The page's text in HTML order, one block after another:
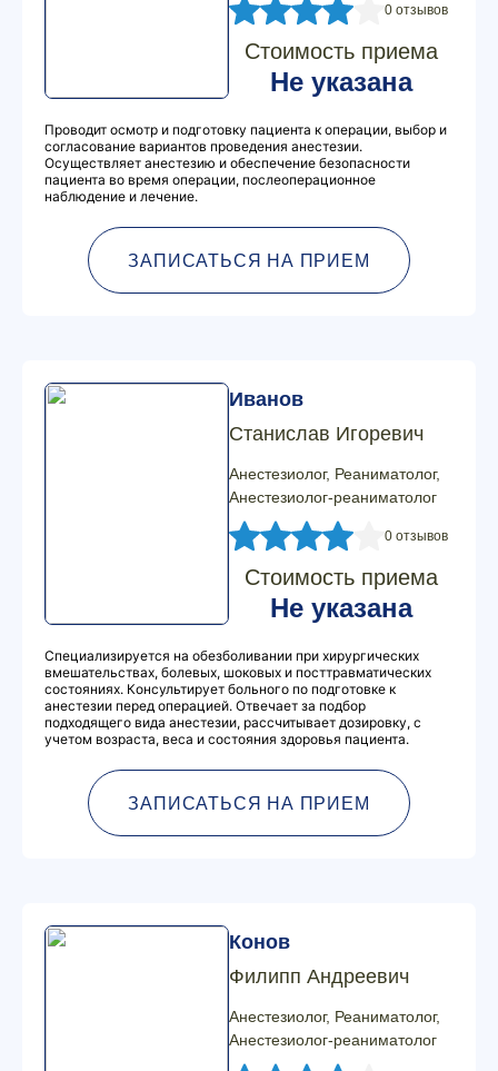
0 отзывов
Стоимость приема
Не указана
Проводит осмотр и подготовку пациента к операции, выбор и
согласование вариантов проведения анестезии.
Осуществляет анестезию и обеспечение безопасности
пациента во время операции, послеоперационное
наблюдение и лечение.
ЗАПИСАТЬСЯ НА ПРИЕМ
Иванов
Станислав Игоревич
Анестезиолог, Реаниматолог,
Анестезиолог-реаниматолог
0 отзывов
Стоимость приема
Не указана
Специализируется на обезболивании при хирургических
вмешательствах, болевых, шоковых и посттравматических
состояниях. Консультирует больного по подготовке к
анестезии перед операцией. Отвечает за подбор
подходящего вида анестезии, рассчитывает дозировку, с
учетом возраста, веса и состояния здоровья пациента.
ЗАПИСАТЬСЯ НА ПРИЕМ
Конов
Филипп Андреевич
Анестезиолог, Реаниматолог,
Анестезиолог-реаниматолог